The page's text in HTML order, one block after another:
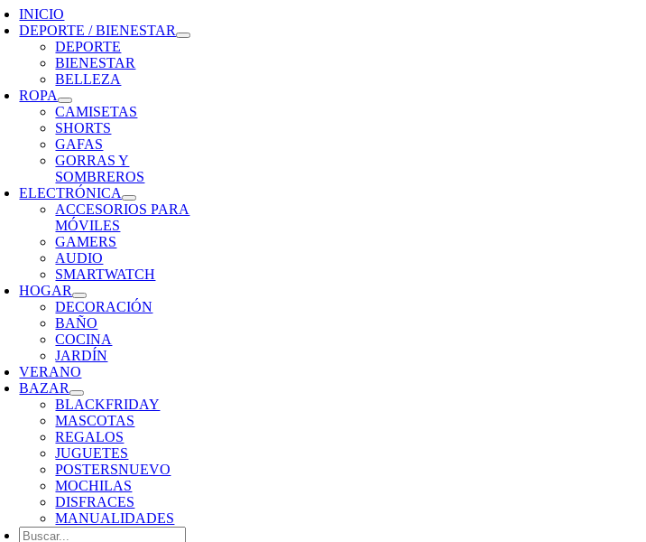
INICIO
DEPORTE / BIENESTAR
DEPORTE
BIENESTAR
BELLEZA
ROPA
CAMISETAS
SHORTS
GAFAS
GORRAS Y
SOMBREROS
ELECTRÓNICA
ACCESORIOS PARA
MÓVILES
GAMERS
AUDIO
SMARTWATCH
HOGAR
DECORACIÓN
BAÑO
COCINA
JARDÍN
VERANO
BAZAR
BLACKFRIDAY
MASCOTAS
REGALOS
JUGUETES
POSTERSNUEVO
MOCHILAS
DISFRACES
MANUALIDADES
Buscar: